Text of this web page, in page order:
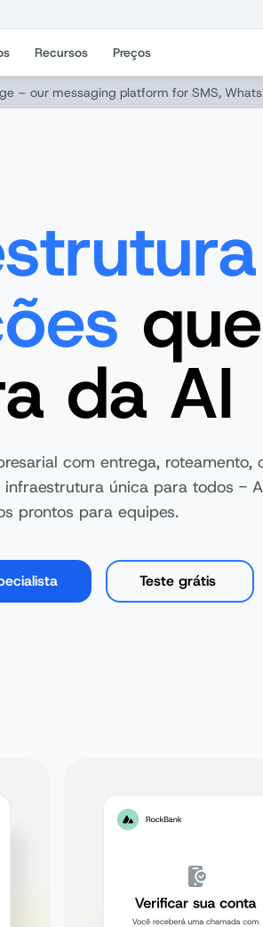
Recursos Preços
– our messaging platform for SMS,
da AI
com entrega, roteamento,
única para todos -
prontos para equipes.
Teste grátis